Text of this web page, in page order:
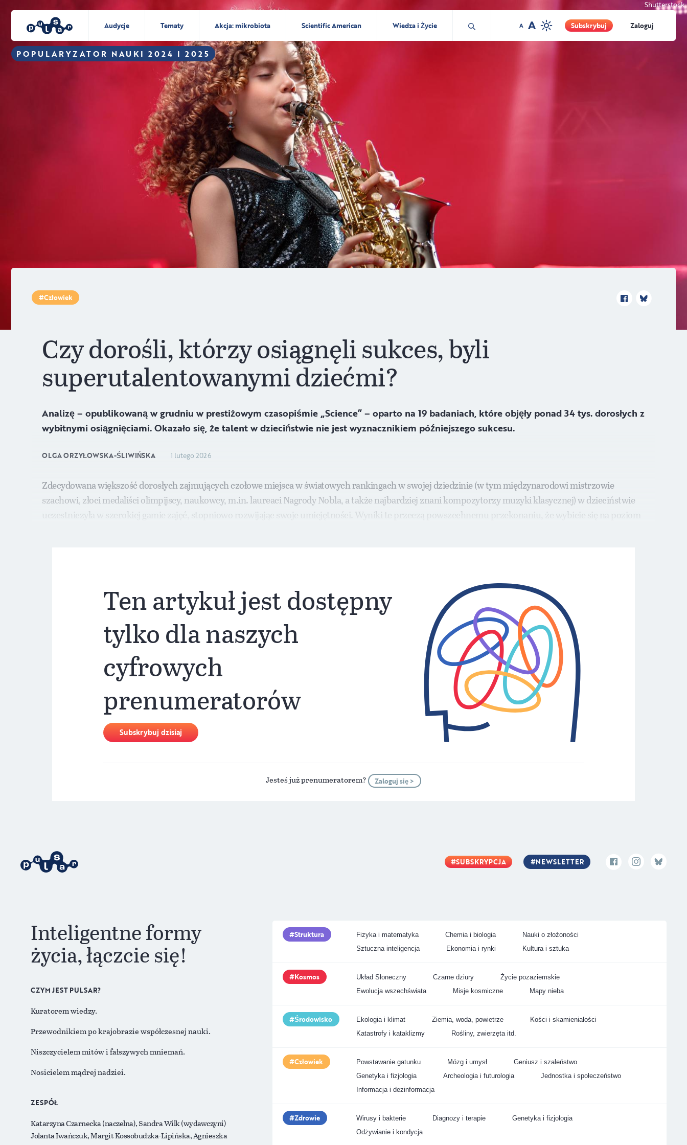
POPULARYZATOR NAUKI 2024 I 2025
Audycje Tematy Akcja: mikrobiota Scientific American Wiedza i Życie Subskrybuj Zaloguj
Shutterstock
Człowiek
Czy dorośli, którzy osiągnęli sukces, byli
superutalentowanymi dziećmi?
Analizę – opublikowaną w grudniu w prestiżowym czasopiśmie „Science” – oparto na 19 badaniach, które objęły ponad 34 tys. dorosłych z
wybitnymi osiągnięciami. Okazało się, że talent w dzieciństwie nie jest wyznacznikiem późniejszego sukcesu.
OLGA ORZYŁOWSKA-ŚLIWIŃSKA 1 lutego 2026
Zdecydowana większość dorosłych zajmujących czołowe miejsca w światowych rankingach w swojej dziedzinie (w tym międzynarodowi mistrzowie
szachowi, złoci medaliści olimpijscy, naukowcy, m.in. laureaci Nagrody Nobla, a także najbardziej znani kompozytorzy muzyki klasycznej) w dzieciństwie
uczestniczyła w szerokiej gamie zajęć, stopniowo rozwijając swoje umiejętności. Wyniki te przeczą powszechnemu przekonaniu, że wybicie się na poziom
Ten artykuł jest dostępny
tylko dla naszych
cyfrowych
prenumeratorów
Subskrybuj dzisiaj
Jesteś już prenumeratorem? Zaloguj się >
SUBSKRYPCJA NEWSLETTER
Inteligentne formy
życia, łączcie się!
CZYM JEST PULSAR?
Kuratorem wiedzy.
Przewodnikiem po krajobrazie współczesnej nauki.
Niszczycielem mitów i fałszywych mniemań.
Nosicielem mądrej nadziei.
ZESPÓŁ
Katarzyna Czarnecka (naczelna), Sandra Wilk (wydawczyni)
Jolanta Iwańczuk, Margit Kossobudzka-Lipińska, Agnieszka
Struktura Fizyka i matematyka Chemia i biologia
Nauki o złożoności
Sztuczna inteligencja
Ekonomia i rynki Kultura i sztuka
Kosmos Układ Słoneczny Czarne dziury
Życie pozaziemskie
Ewolucja wszechświata
Misje kosmiczne Mapy nieba
Środowisko Ekologia i klimat Ziemia, woda, powietrze
Kości i skamieniałości
Katastrofy i kataklizmy
Rośliny, zwierzęta itd.
Człowiek Powstawanie gatunku Mózg i umysł
Geniusz i szaleństwo
Genetyka i fizjologia
Archeologia i futurologia
Jednostka i społeczeństwo
Informacja i dezinformacja
Zdrowie Wirusy i bakterie Diagnozy i terapie
Genetyka i fizjologia
Odżywianie i kondycja